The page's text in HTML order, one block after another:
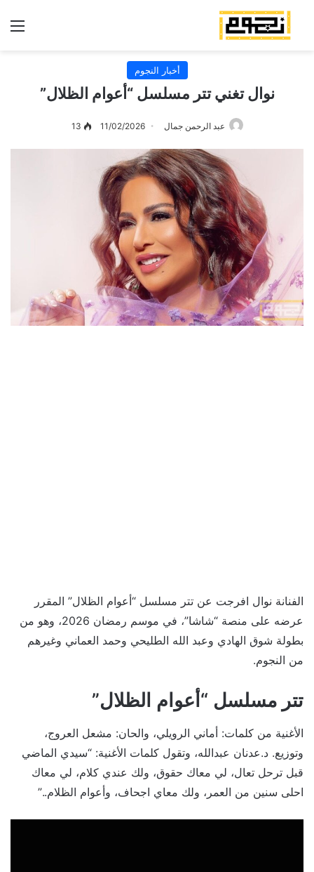
أخبار النجوم
نوال تغني تتر مسلسل “أعوام الظلال”
عبد الرحمن جمال 11/02/2026
13
الفنانة نوال افرجت عن تتر مسلسل “أعوام الظلال” المقرر
عرضه على منصة “شاشا”، في موسم رمضان 2026، وهو من
بطولة شوق الهادي وعبد الله الطليحي وحمد العماني وغيرهم
من النجوم.
تتر مسلسل “أعوام الظلال”
الأغنية من كلمات: أماني الرويلي، والحان: مشعل العروج،
وتوزيع. د.عدنان عبدالله، وتقول كلمات الأغنية: “سيدي الماضي
قبل ترحل تعال، لي معاك حقوق، ولك عندي كلام، لي معاك
احلى سنين من العمر، ولك معاي اجحاف، وأعوام الظلام..”